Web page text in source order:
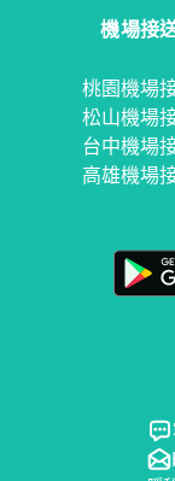
機場接
桃園機場
松山機場
台中機場
高雄機場